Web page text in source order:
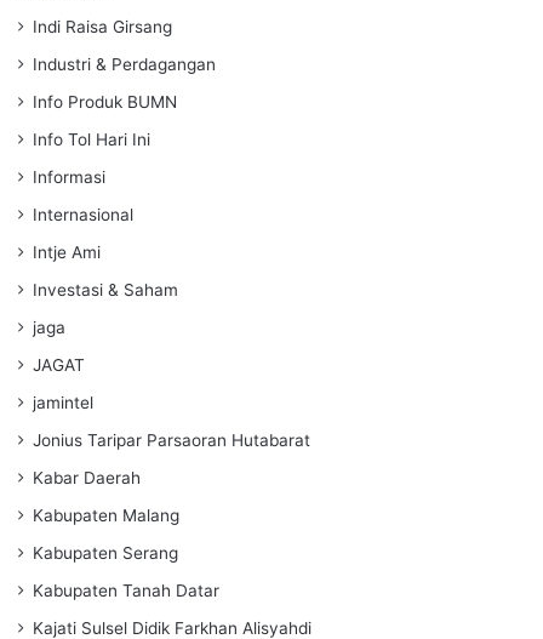
Indi Raisa Girsang
Industri & Perdagangan
Info Produk BUMN
Info Tol Hari Ini
Informasi
Internasional
Intje Ami
Investasi & Saham
jaga
JAGAT
jamintel
Jonius Taripar Parsaoran Hutabarat
Kabar Daerah
Kabupaten Malang
Kabupaten Serang
Kabupaten Tanah Datar
Kajati Sulsel Didik Farkhan Alisyahdi